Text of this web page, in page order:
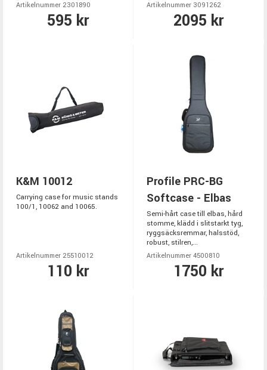
Artikelnummer 2301890
595 kr
Artikelnummer 3091262
2095 kr
K&M 10012
Carrying case for music stands
100/1, 10062 and 10065.
Artikelnummer 25510012
110 kr
Profile PRC-BG
Softcase - Elbas
Semi-hårt case till elbas, hård
stomme, klädd i slitstarkt tyg,
ryggsäcksremmar, halsstöd,
robust, stilren,...
Artikelnummer 4500810
1750 kr